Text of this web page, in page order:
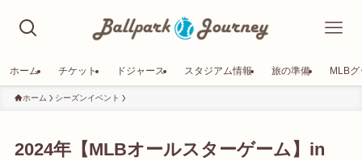
ホーム チケット ドジャース スタジアム情報 旅の準備 MLB
ホーム シーズンイベント
2024年【MLBオールスターゲーム】in